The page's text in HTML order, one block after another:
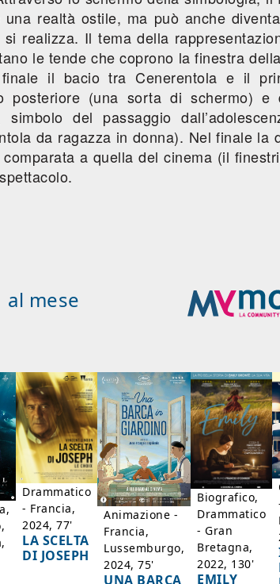
realtà ostile, ma può anche
realizza. Il tema della
le tende che coprono la finestra
il bacio tra Cenerentola e il
posteriore (una sorta di schermo)
simbolo del passaggio
da ragazza in donna). Nel finale la
a quella del cinema (il
mese
Drammatico
- Francia,
2024, 77'
LA SCELTA
DI JOSEPH
Animazione -
Francia,
Lussemburgo,
2024, 75'
UNA BARCA
Biografico,
Drammatico
- Gran
Bretagna,
2022, 130'
EMILY